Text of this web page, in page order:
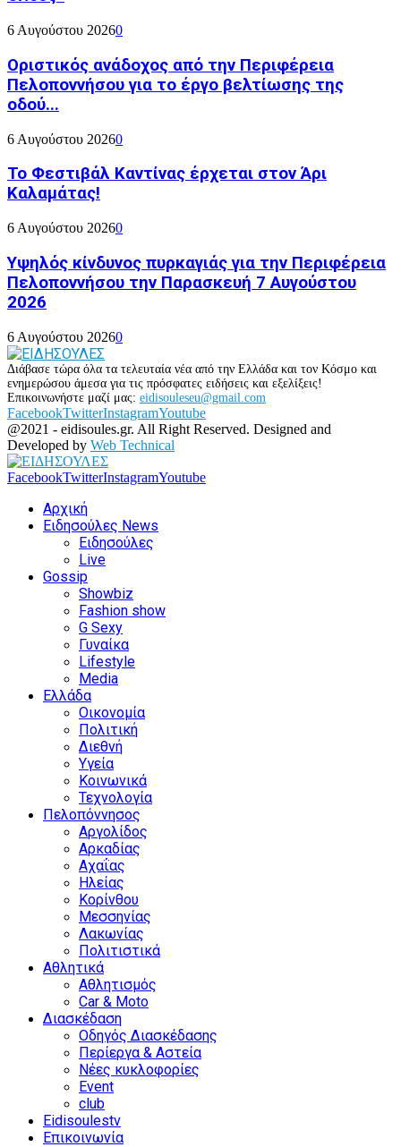
6 Αυγούστου 20260
Οριστικός ανάδοχος από την Περιφέρεια
Πελοποννήσου για το έργο βελτίωσης της
οδού...
6 Αυγούστου 20260
Το Φεστιβάλ Καντίνας έρχεται στον Άρι
Καλαμάτας!
6 Αυγούστου 20260
Υψηλός κίνδυνος πυρκαγιάς για την Περιφέρεια
Πελοποννήσου την Παρασκευή 7 Αυγούστου
2026
6 Αυγούστου 20260
Διάβασε τώρα όλα τα τελευταία νέα από την Ελλάδα και τον Κόσμο και
ενημερώσου άμεσα για τις πρόσφατες ειδήσεις και εξελίξεις!
Επικοινωνήστε μαζί μας: eidisouleseu@gmail.com
FacebookTwitterInstagramYoutube
@2021 - eidisoules.gr. All Right Reserved. Designed and
Developed by Web Technical
FacebookTwitterInstagramYoutube
Αρχική
Ειδησούλες News
Ειδησούλες
Live
Gossip
Showbiz
Fashion show
G Sexy
Γυναίκα
Lifestyle
Media
Ελλάδα
Οικονομία
Πολιτική
Διεθνή
Υγεία
Κοινωνικά
Τεχνολογία
Πελοπόννησος
Αργολίδος
Αρκαδίας
Αχαΐας
Ηλείας
Κορίνθου
Μεσσηνίας
Λακωνίας
Πολιτιστικά
Αθλητικά
Αθλητισμός
Car & Moto
Διασκέδαση
Οδηγός Διασκέδασης
Περίεργα & Αστεία
Νέες κυκλοφορίες
Event
club
Eidisoulestv
Επικοινωνία